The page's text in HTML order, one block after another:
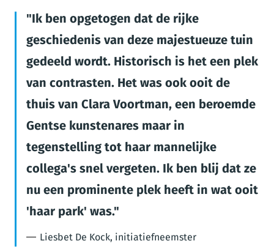
Ik ben opgetogen dat de rijke
geschiedenis van deze majestueuze tuin
gedeeld wordt. Historisch is het een plek
van contrasten. Het was ook ooit de
thuis van Clara Voortman, een beroemde
Gentse kunstenares maar in
tegenstelling tot haar mannelijke
collega's snel vergeten. Ik ben blij dat ze
nu een prominente plek heeft in wat ooit
'haar park' was.
Liesbet De Kock, initiatiefneemster